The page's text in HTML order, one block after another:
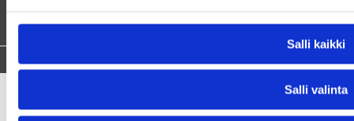
Salli kaikki
Salli valinta
TietosuojaselosteEvästeetSaavutettavuusseloste
© Suomen Rautatiemuseo 2026|Verkkosivut:Site Logic